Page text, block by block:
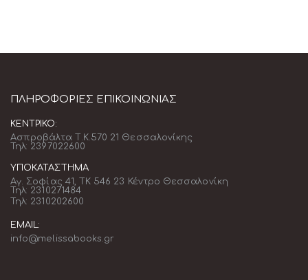
ΠΛΗΡΟΦΟΡΊΕΣ ΕΠΙΚΟΙΝΩΝΊΑΣ
ΚΕΝΤΡΙΚΌ:
Ασπροβάλτα Τ.Κ.570 21 Θεσσαλονίκης
Τηλ: 2397022600
ΥΠΟΚΑΤΆΣΤΗΜΑ
Αγ. Σοφίας 41, ΤΚ 546 23 Κέντρο Θεσσαλονίκη
Τηλ: 2310271484
Τηλ: 2310202600
EMAIL:
info@melissabooks.gr